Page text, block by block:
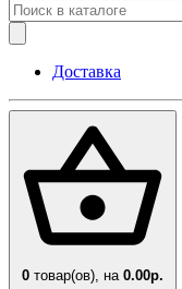
Доставка
0 товар(ов), на 0.00р.